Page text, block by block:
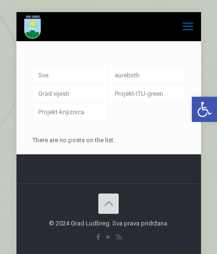
Sve eurebirth
Grad vijesti Projekt-ITU-green
Projekt-knjiznica
There are no posts on the list.
© 2024 Grad Ludbreg. Sva prava pridržana.